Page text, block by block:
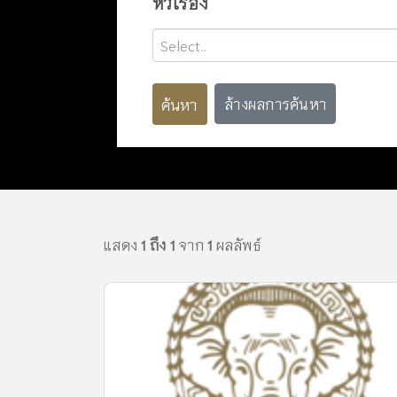
Select..
ค้นหา ล้างผลการค้นหา
แสดง1 ถึง 1จาก1 ผลลัพธ์